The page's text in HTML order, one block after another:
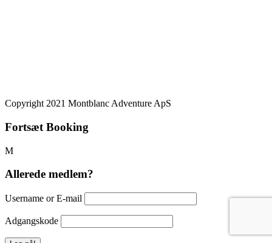
Copyright 2021 Montblanc Adventure ApS
Fortsæt Booking
Allerede medlem?
Username or E-mail
Adgangskode